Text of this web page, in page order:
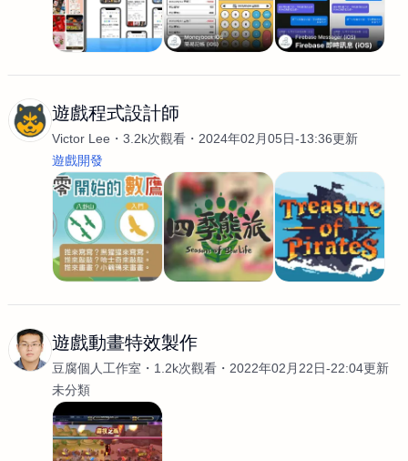
遊戲程式設計師
Victor Lee 3.2k次觀看
2024年02月05日-13:36更新
遊戲開發
遊戲動畫特效製作
豆腐個人工作室 1.2k次觀看
2022年02月22日-22:04更新
未分類